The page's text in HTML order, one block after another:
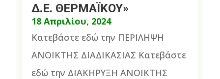
Δ.Ε. ΘΕΡΜΑΪΚΟΥ»
18 Απριλίου, 2024
Κατεβάστε εδώ την ΠΕΡΙΛΗΨΗ
ΑΝΟΙΚΤΗΣ ΔΙΑΔΙΚΑΣΙΑΣ Κατεβάστε
εδώ την ΔΙΑΚΗΡΥΞΗ ΑΝΟΙΚΤΗΣ